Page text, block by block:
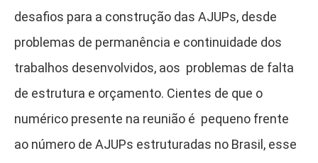
desafios para a construção das AJUPs, desde
problemas de permanência e continuidade dos
trabalhos desenvolvidos, aos problemas de falta
de estrutura e orçamento. Cientes de que o
numérico presente na reunião é pequeno frente
ao número de AJUPs estruturadas no Brasil, esse